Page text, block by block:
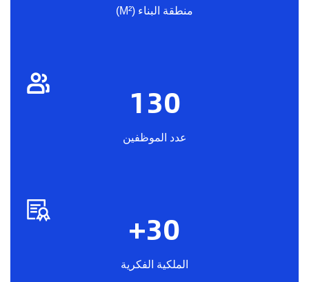
منطقة البناء (M²)
130
عدد الموظفين
30
+
الملكية الفكرية